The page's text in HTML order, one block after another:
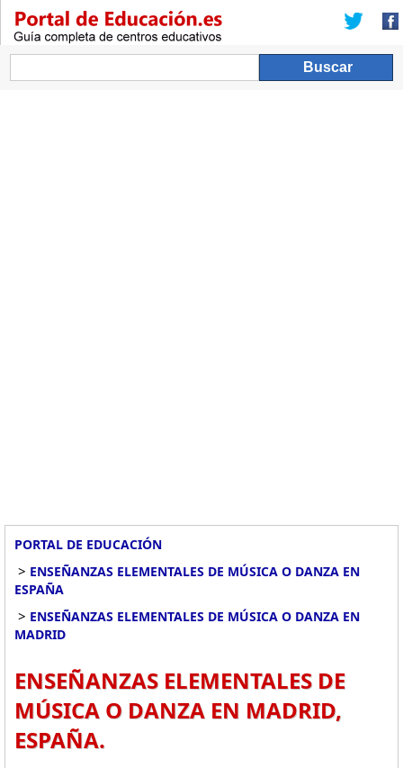
PORTAL DE EDUCACIÓN
> ENSEÑANZAS ELEMENTALES DE MÚSICA O DANZA EN
ESPAÑA
> ENSEÑANZAS ELEMENTALES DE MÚSICA O DANZA EN
MADRID
ENSEÑANZAS ELEMENTALES DE
MÚSICA O DANZA EN MADRID,
ESPAÑA.